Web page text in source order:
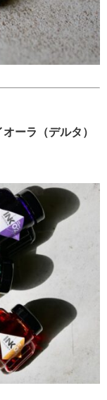
ーラ（デルタ）